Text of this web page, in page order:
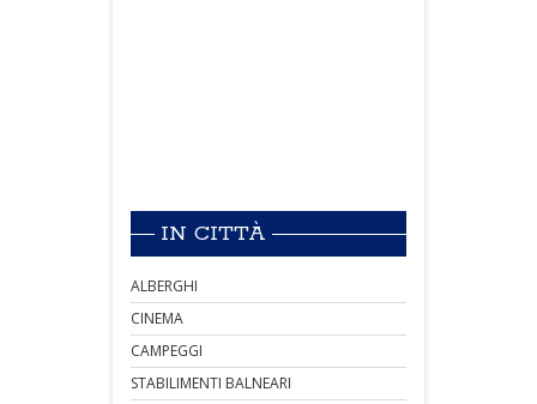
IN CITTÀ
ALBERGHI
CINEMA
CAMPEGGI
STABILIMENTI BALNEARI